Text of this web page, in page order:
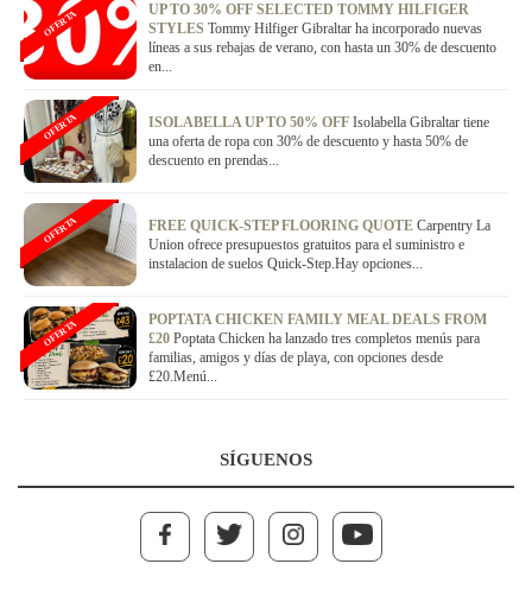
UP TO 30% OFF SELECTED TOMMY HILFIGER
STYLES Tommy Hilfiger Gibraltar ha incorporado nuevas
líneas a sus rebajas de verano, con hasta un 30% de descuento
en...
OFERTA
ISOLABELLA UP TO 50% OFF Isolabella Gibraltar tiene
una oferta de ropa con 30% de descuento y hasta 50% de
descuento en prendas...
OFERTA
FREE QUICK-STEP FLOORING QUOTE Carpentry La
Union ofrece presupuestos gratuitos para el suministro e
instalacion de suelos Quick-Step.Hay opciones...
OFERTA
POPTATA CHICKEN FAMILY MEAL DEALS FROM
£20 Poptata Chicken ha lanzado tres completos menús para
familias, amigos y días de playa, con opciones desde
£20.Menú...
OFERTA
SÍGUENOS